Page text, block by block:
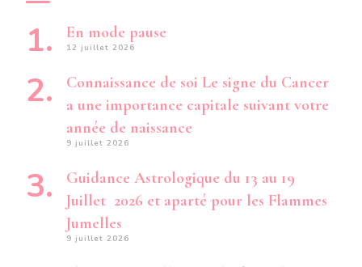
En mode pause
12 juillet 2026
Connaissance de soi Le signe du Cancer
a une importance capitale suivant votre
année de naissance
9 juillet 2026
Guidance Astrologique du 13 au 19
Juillet 2026 et aparté pour les Flammes
Jumelles
9 juillet 2026